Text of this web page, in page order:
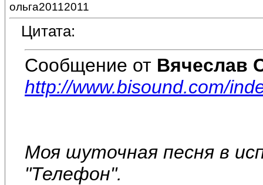
ольга20112011
Цитата:
Сообщение от Вячеслав
http://www.bisound.com/
Моя шуточная песня в
"Телефон".